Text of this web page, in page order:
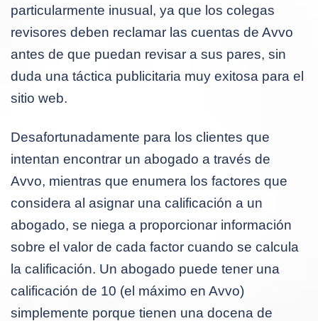
particularmente inusual, ya que los colegas
revisores deben reclamar las cuentas de Avvo
antes de que puedan revisar a sus pares, sin
duda una táctica publicitaria muy exitosa para el
sitio web.
Desafortunadamente para los clientes que
intentan encontrar un abogado a través de
Avvo, mientras que enumera los factores que
considera al asignar una calificación a un
abogado, se niega a proporcionar información
sobre el valor de cada factor cuando se calcula
la calificación. Un abogado puede tener una
calificación de 10 (el máximo en Avvo)
simplemente porque tienen una docena de